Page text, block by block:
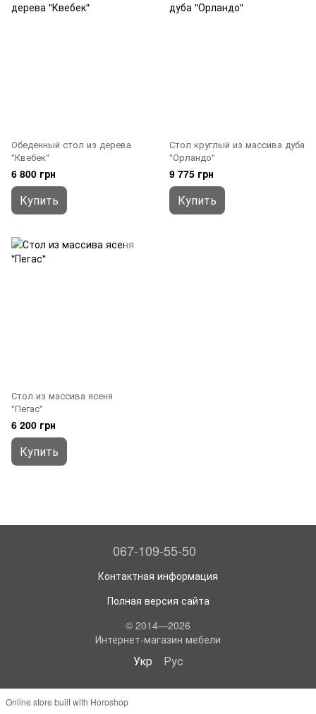
Обеденный стол из дерева
"Квебек"
6 800 грн
Купить
Стол круглый из массива дуба
"Орландо"
9 775 грн
Купить
Стол из массива ясеня
"Пегас"
6 200 грн
Купить
067-109-55-50
Контактная информация
Полная версия сайта
© 2014—2026
Интернет-магазин мебели
Укр Рус
Online store built with Horoshop